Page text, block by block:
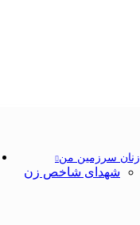
زنان سرزمین من
شهدای شاخص زن